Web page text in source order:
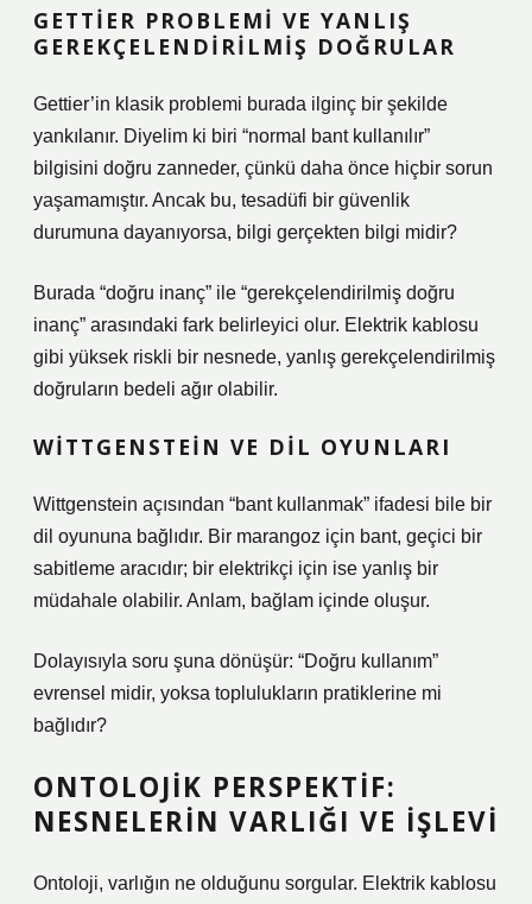
GETTIER PROBLEMI VE YANLIŞ
GEREKÇELENDIRILMIŞ DOĞRULAR
Gettier’in klasik problemi burada ilginç bir şekilde
yankılanır. Diyelim ki biri “normal bant kullanılır”
bilgisini doğru zanneder, çünkü daha önce hiçbir sorun
yaşamamıştır. Ancak bu, tesadüfi bir güvenlik
durumuna dayanıyorsa, bilgi gerçekten bilgi midir?
Burada “doğru inanç” ile “gerekçelendirilmiş doğru
inanç” arasındaki fark belirleyici olur. Elektrik kablosu
gibi yüksek riskli bir nesnede, yanlış gerekçelendirilmiş
doğruların bedeli ağır olabilir.
WITTGENSTEIN VE DIL OYUNLARI
Wittgenstein açısından “bant kullanmak” ifadesi bile bir
dil oyununa bağlıdır. Bir marangoz için bant, geçici bir
sabitleme aracıdır; bir elektrikçi için ise yanlış bir
müdahale olabilir. Anlam, bağlam içinde oluşur.
Dolayısıyla soru şuna dönüşür: “Doğru kullanım”
evrensel midir, yoksa toplulukların pratiklerine mi
bağlıdır?
ONTOLOJIK PERSPEKTIF:
NESNELERIN VARLIĞI VE İŞLEVI
Ontoloji, varlığın ne olduğunu sorgular. Elektrik kablosu